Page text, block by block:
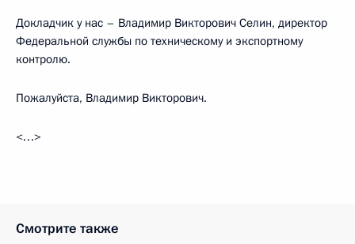
Докладчик у нас – Владимир Викторович Селин, директор
Федеральной службы по техническому и экспортному
контролю.
Пожалуйста, Владимир Викторович.
<…>
Смотрите также